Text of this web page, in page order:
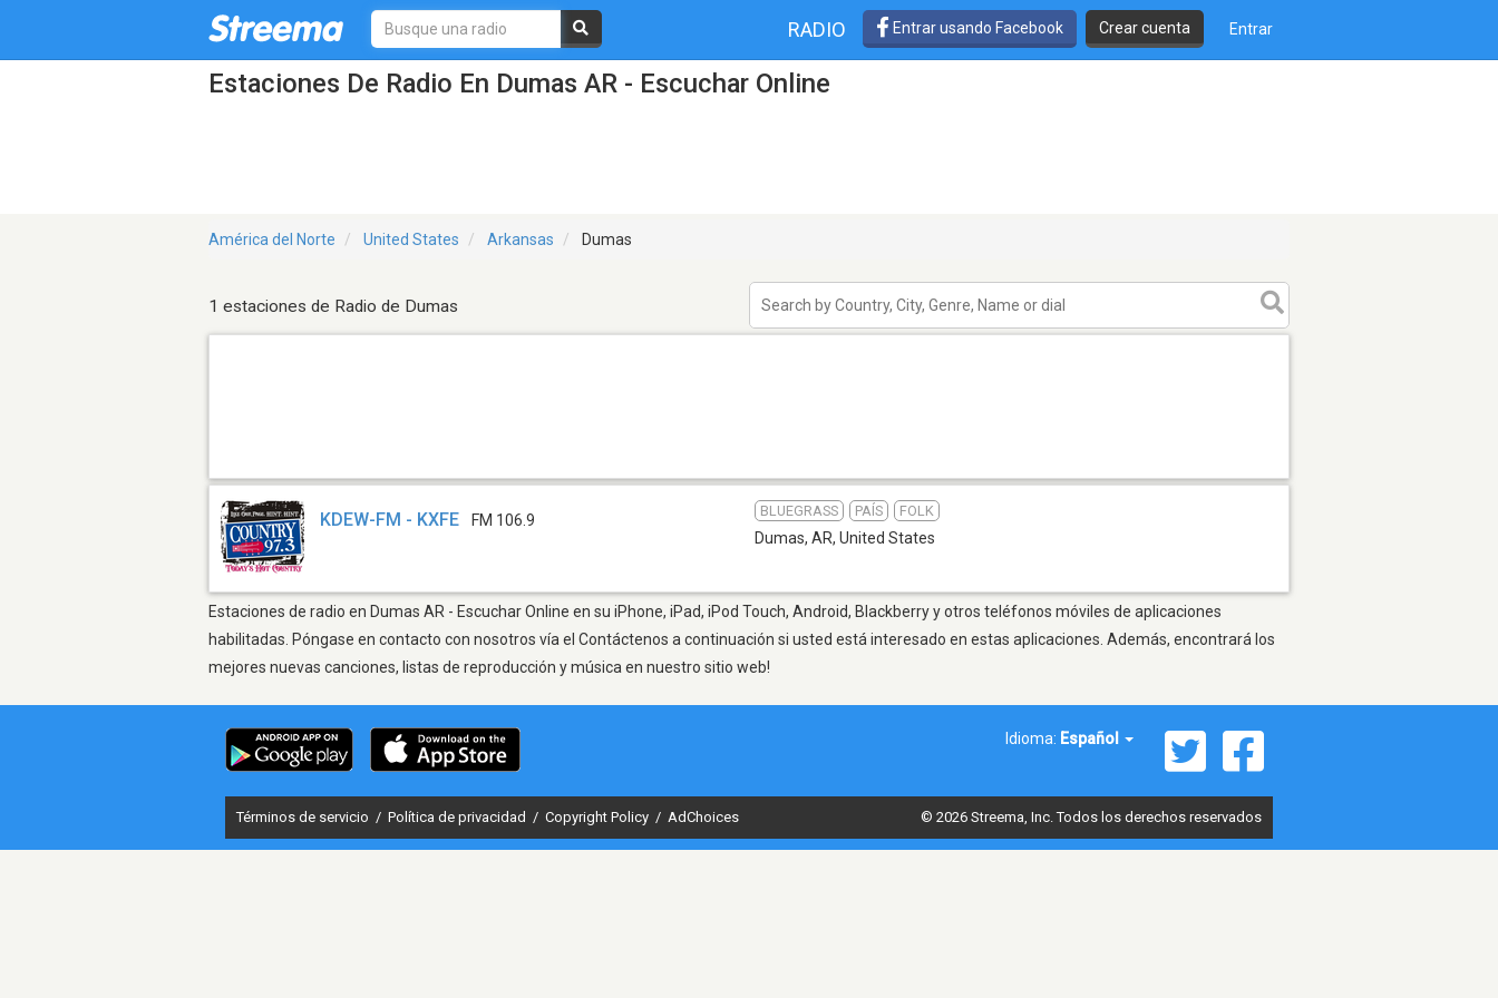
RADIO Entrar usando Facebook Crear cuenta Entrar
Estaciones De Radio En Dumas AR - Escuchar Online
América del Norte United States Arkansas Dumas
1 estaciones de Radio de Dumas
KDEW-FM - KXFE FM 106.9
BLUEGRASS PAÍS FOLK
Dumas, AR, United States
Estaciones de radio en Dumas AR - Escuchar Online en su iPhone, iPad, iPod Touch, Android, Blackberry y otros teléfonos móviles de aplicaciones
habilitadas. Póngase en contacto con nosotros vía el Contáctenos a continuación si usted está interesado en estas aplicaciones. Además, encontrará los
mejores nuevas canciones, listas de reproducción y música en nuestro sitio web!
Idioma: Español
Términos de servicio / Política de privacidad / Copyright Policy / AdChoices © 2026 Streema, Inc. Todos los derechos reservados